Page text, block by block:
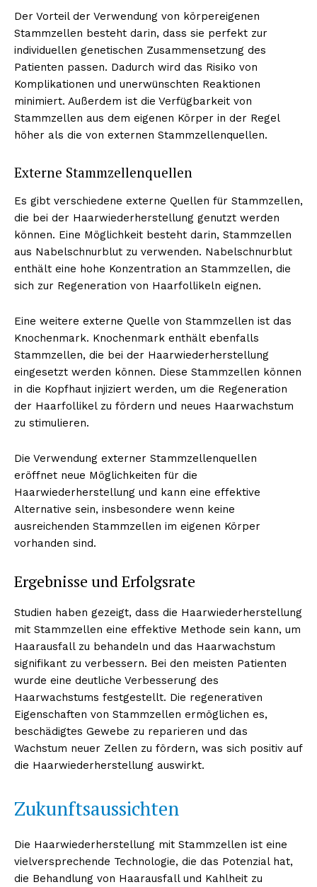
Der Vorteil der Verwendung von körpereigenen
Stammzellen besteht darin, dass sie perfekt zur
individuellen genetischen Zusammensetzung des
Patienten passen. Dadurch wird das Risiko von
Komplikationen und unerwünschten Reaktionen
minimiert. Außerdem ist die Verfügbarkeit von
Stammzellen aus dem eigenen Körper in der Regel
höher als die von externen Stammzellenquellen.
Externe Stammzellenquellen
Es gibt verschiedene externe Quellen für Stammzellen,
die bei der Haarwiederherstellung genutzt werden
können. Eine Möglichkeit besteht darin, Stammzellen
aus Nabelschnurblut zu verwenden. Nabelschnurblut
enthält eine hohe Konzentration an Stammzellen, die
sich zur Regeneration von Haarfollikeln eignen.
Eine weitere externe Quelle von Stammzellen ist das
Knochenmark. Knochenmark enthält ebenfalls
Stammzellen, die bei der Haarwiederherstellung
eingesetzt werden können. Diese Stammzellen können
in die Kopfhaut injiziert werden, um die Regeneration
der Haarfollikel zu fördern und neues Haarwachstum
zu stimulieren.
Die Verwendung externer Stammzellenquellen
eröffnet neue Möglichkeiten für die
Haarwiederherstellung und kann eine effektive
Alternative sein, insbesondere wenn keine
ausreichenden Stammzellen im eigenen Körper
vorhanden sind.
Ergebnisse und Erfolgsrate
Studien haben gezeigt, dass die Haarwiederherstellung
mit Stammzellen eine effektive Methode sein kann, um
Haarausfall zu behandeln und das Haarwachstum
signifikant zu verbessern. Bei den meisten Patienten
wurde eine deutliche Verbesserung des
Haarwachstums festgestellt. Die regenerativen
Eigenschaften von Stammzellen ermöglichen es,
beschädigtes Gewebe zu reparieren und das
Wachstum neuer Zellen zu fördern, was sich positiv auf
die Haarwiederherstellung auswirkt.
Zukunftsaussichten
Die Haarwiederherstellung mit Stammzellen ist eine
vielversprechende Technologie, die das Potenzial hat,
die Behandlung von Haarausfall und Kahlheit zu